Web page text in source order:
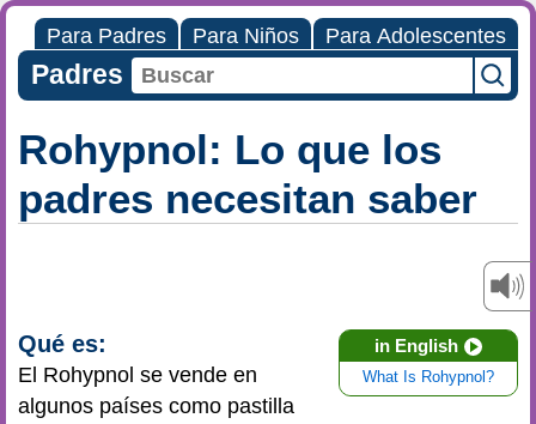
Para Padres Para Niños Para Adolescentes
Padres
Rohypnol: Lo que los
padres necesitan saber
in English
What Is Rohypnol?
Qué es:
El Rohypnol se vende en
algunos países como pastilla